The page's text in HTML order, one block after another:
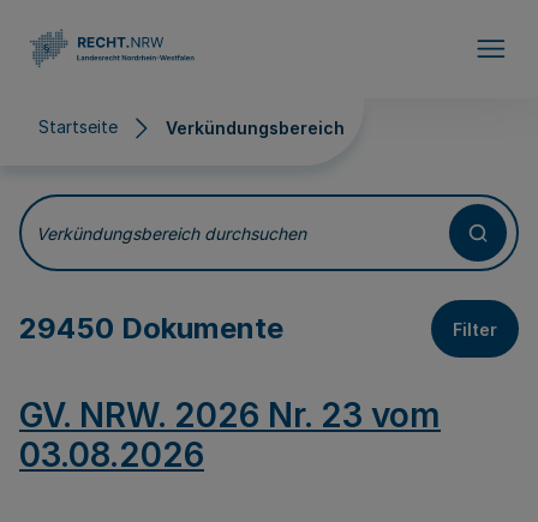
Startseite Verkündungsbereich
Verkündungsbereich
Verkündungsbereich durchsuchen
29450 Dokumente Filter
GV. NRW. 2026 Nr. 23 vom
03.08.2026